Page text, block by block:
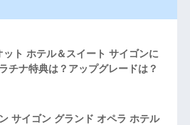
ット ホテル＆スイート サイゴンに
チナ特典は？アップグレードは？
サイゴン グランド オペラ ホテル